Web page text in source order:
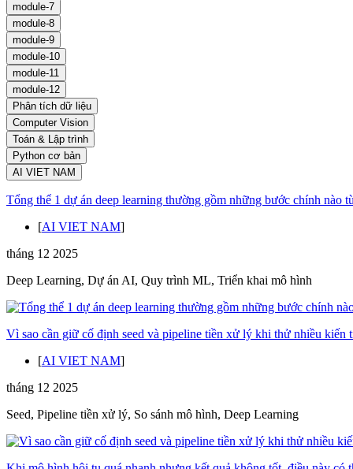
module-7
module-8
module-9
module-10
module-11
module-12
Phân tích dữ liệu
Computer Vision
Toán & Lập trình
Python cơ bản
AI VIET NAM
Tổng thể 1 dự án deep learning thường gồm những bước chính nào
[AI VIET NAM]
tháng 12 2025
Deep Learning, Dự án AI, Quy trình ML, Triển khai mô hình
Vì sao cần giữ cố định seed và pipeline tiền xử lý khi thử nhiều kiến
[AI VIET NAM]
tháng 12 2025
Seed, Pipeline tiền xử lý, So sánh mô hình, Deep Learning